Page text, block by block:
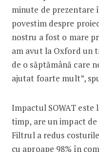
minute de prezentare
povestim despre
nostru a fost o mare
am avut la Oxford un
de o săptămână care
ajutat foarte mult”,
Impactul SOWAT este
timp, are un impact
Filtrul a redus
cu aproape 98% în